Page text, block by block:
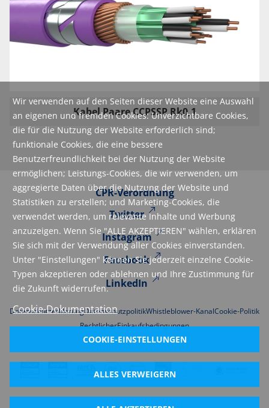
Wir verwenden auf den Seiten dieser Website eine Auswahl
an eigenen und fremden Cookies: Unverzichtbare Cookies,
die für die Nutzung der Website erforderlich sind;
funktionale Cookies, die eine bessere
Benutzerfreundlichkeit bei der Nutzung der Website
ermöglichen; Leistungs-Cookies, die wir verwenden, um
aggregierte Daten über die Nutzung der Website und
Statistiken zu erstellen; und Marketing-Cookies, die
verwendet werden, um relevante Inhalte und Werbung
anzuzeigen. Wenn Sie "ALLE AKZEPTIEREN" wählen, erklären
Sie sich mit der Verwendung aller Cookies einverstanden.
Unter "Einstellungen" können Sie jederzeit einzelne Cookie-
Typen akzeptieren oder ablehnen und Ihre Zustimmung für
die Zukunft widerrufen.
Cookie-Dokumentation
COOKIE-EINSTELLUNGEN
ALLES VERWEIGERN
Kabel Paare CCPSSP Rk0,1
CPR-Verordnung
Twitter
Instagram
Facebook
LinkedIn
DatenschutzerklarungDatenschutzpolitikWhistleblower-KanalCookie-Politik
RechtlicherEinkaufsbedingungen